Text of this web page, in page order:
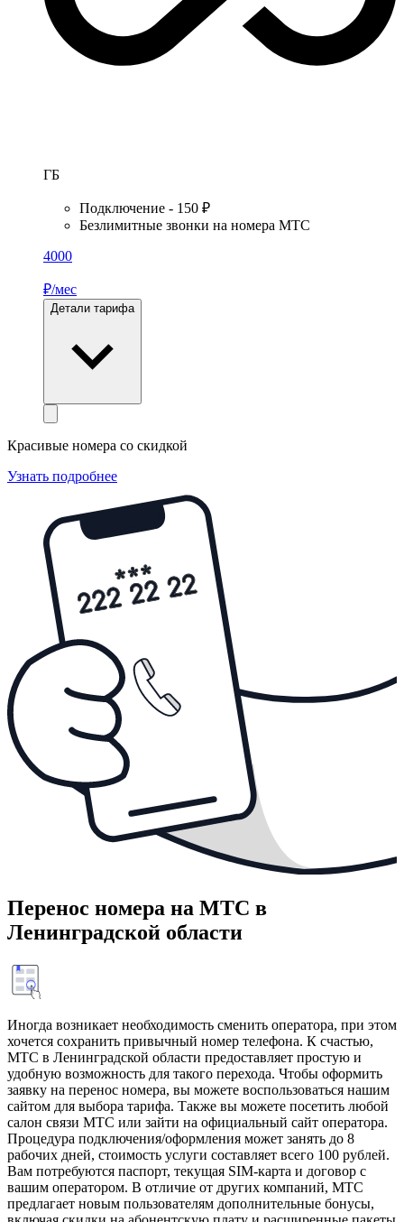
ГБ
Подключение - 150 ₽
Безлимитные звонки на номера МТС
4000
₽/мес
Детали тарифа
Красивые номера со скидкой
Узнать подробнее
Перенос номера на МТС в
Ленинградской области
Иногда возникает необходимость сменить оператора, при этом
хочется сохранить привычный номер телефона. К счастью,
МТС в Ленинградской области предоставляет простую и
удобную возможность для такого перехода. Чтобы оформить
заявку на перенос номера, вы можете воспользоваться нашим
сайтом для выбора тарифа. Также вы можете посетить любой
салон связи МТС или зайти на официальный сайт оператора.
Процедура подключения/оформления может занять до 8
рабочих дней, стоимость услуги составляет всего 100 рублей.
Вам потребуются паспорт, текущая SIM-карта и договор с
вашим оператором. В отличие от других компаний, МТС
предлагает новым пользователям дополнительные бонусы,